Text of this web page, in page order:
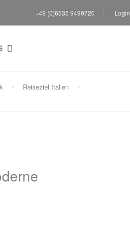
+49 (0)6535 9499720 Login
Reiseziel Italien